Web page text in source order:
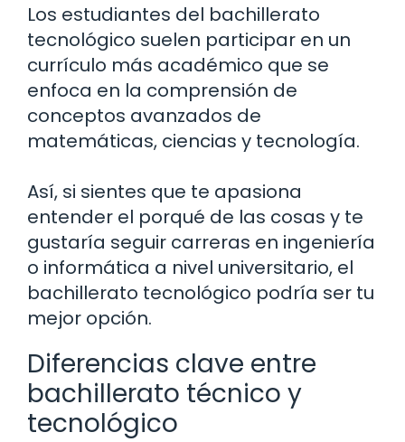
Los estudiantes del bachillerato
tecnológico suelen participar en un
currículo más académico que se
enfoca en la comprensión de
conceptos avanzados de
matemáticas, ciencias y tecnología.
Así, si sientes que te apasiona
entender el porqué de las cosas y te
gustaría seguir carreras en ingeniería
o informática a nivel universitario, el
bachillerato tecnológico podría ser tu
mejor opción.
Diferencias clave entre
bachillerato técnico y
tecnológico